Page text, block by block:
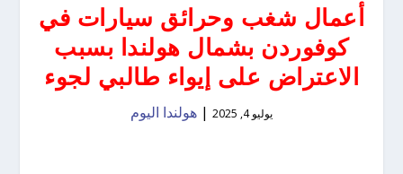
أعمال شغب وحرائق سيارات في
كوفوردن بشمال هولندا بسبب
الاعتراض على إيواء طالبي لجوء
يوليو 4, 2025 | هولندا اليوم